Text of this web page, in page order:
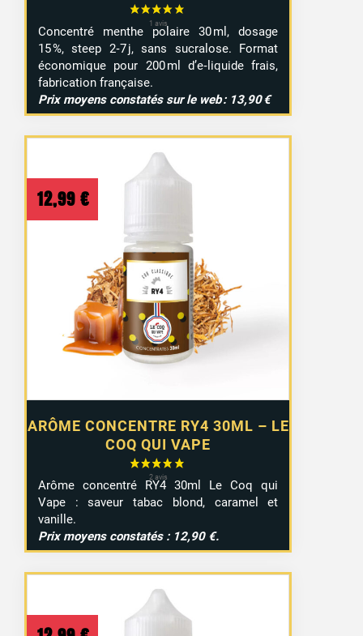
Concentré menthe polaire 30 ml, dosage
15 %, steep 2‑7 j, sans sucralose. Format
économique pour 200 ml d’e‑liquide frais,
fabrication française.
Prix moyens constatés sur le web : 13,90 €
ARÔME CONCENTRE RY4 30ML – LE
COQ QUI VAPE
12,99 €
Arôme concentré RY4 30ml Le Coq qui
Vape : saveur tabac blond, caramel et
vanille.
Prix moyens constatés : 12,90 €.